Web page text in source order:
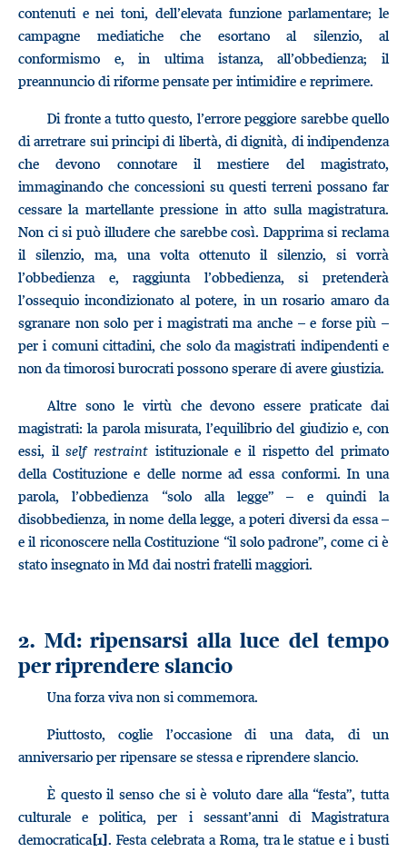
contenuti e nei toni, dell’elevata funzione parlamentare; le
campagne mediatiche che esortano al silenzio, al
conformismo e, in ultima istanza, all’obbedienza; il
preannuncio di riforme pensate per intimidire e reprimere.
Di fronte a tutto questo, l’errore peggiore sarebbe quello
di arretrare sui principi di libertà, di dignità, di indipendenza
che devono connotare il mestiere del magistrato,
immaginando che concessioni su questi terreni possano far
cessare la martellante pressione in atto sulla magistratura.
Non ci si può illudere che sarebbe così. Dapprima si reclama
il silenzio, ma, una volta ottenuto il silenzio, si vorrà
l’obbedienza e, raggiunta l’obbedienza, si pretenderà
l’ossequio incondizionato al potere, in un rosario amaro da
sgranare non solo per i magistrati ma anche – e forse più –
per i comuni cittadini, che solo da magistrati indipendenti e
non da timorosi burocrati possono sperare di avere giustizia.
Altre sono le virtù che devono essere praticate dai
magistrati: la parola misurata, l’equilibrio del giudizio e, con
essi, ilself restraint istituzionale e il rispetto del primato
della Costituzione e delle norme ad essa conformi. In una
parola, l’obbedienza “solo alla legge” – e quindi la
disobbedienza, in nome della legge, a poteri diversi da essa –
e il riconoscere nella Costituzione “il solo padrone”, come ci è
stato insegnato in Md dai nostri fratelli maggiori.
2. Md: ripensarsi alla luce del tempo
per riprendere slancio
Una forza viva non si commemora.
Piuttosto, coglie l’occasione di una data, di un
anniversario per ripensare se stessa e riprendere slancio.
È questo il senso che si è voluto dare alla “festa”, tutta
culturale e politica, per i sessant’anni di Magistratura
democratica[1]. Festa celebrata a Roma, tra le statue e i busti